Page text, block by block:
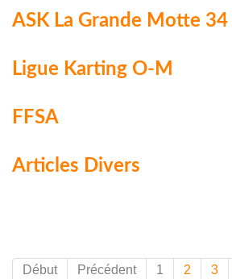
ASK La Grande Motte 34
Ligue Karting O-M
FFSA
Articles Divers
Début Précédent 1 2 3